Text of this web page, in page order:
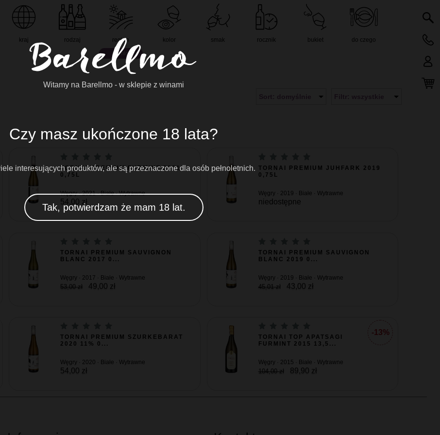
kraj
region
Somloi
rocznik
kolor smak bukiet do czego
rodzaj
TORNAI PREMIUM FURMINT 2021
0,75L
Węgry · 2021 · Białe · Wytrawne
54,00 zł
TORNAI PREMIUM JUHFARK 2019
0,75L
Węgry · 2019 · Białe · Wytrawne
niedostępne
TORNAI PREMIUM SAUVIGNON
BLANC 2017 0...
Węgry · 2017 · Białe · Wytrawne
53,00 zł 49,00 zł
TORNAI PREMIUM SAUVIGNON
BLANC 2019 0...
Węgry · 2019 · Białe · Wytrawne
45,01 zł 43,00 zł
TORNAI PREMIUM SZURKEBARAT
2020 11% 0...
Węgry · 2020 · Białe · Wytrawne
54,00 zł
-13%
TORNAI TOP APATSAGI
FURMINT 2015 13,5...
Węgry · 2015 · Białe · Wytrawne
104,00 zł 89,90 zł
Witamy na Barellmo - w sklepie z winami
Czy masz ukończone 18 lata?
interesujących produktów, ale są przeznaczone dla osób pełnoletnich.
Tak, potwierdzam że mam 18 lat.